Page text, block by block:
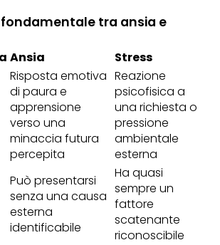
fondamentale tra ansia e
Ansia Stress
Risposta emotiva
di paura e
apprensione
verso una
minaccia futura
percepita
Reazione
psicofisica a
una richiesta o
pressione
ambientale
esterna
Può presentarsi
senza una causa
esterna
identificabile
Ha quasi
sempre un
fattore
scatenante
riconoscibile